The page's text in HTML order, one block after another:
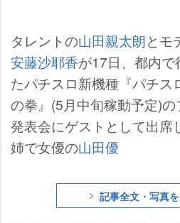
タレントの山田親太朗とモ
安藤沙耶香が17日、都内で
たパチスロ新機種『パチス
の拳』(5月中旬稼動予定)の
発表会にゲストとして出席
姉で女優の山田優
記事全文・写真